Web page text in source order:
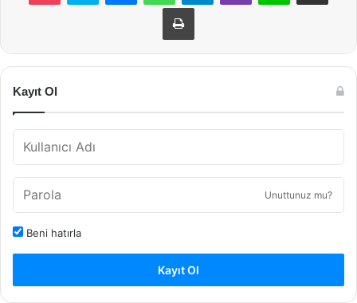
Yazdır
Kayıt Ol
Unuttunuz mu?
Beni hatırla
Kayıt Ol